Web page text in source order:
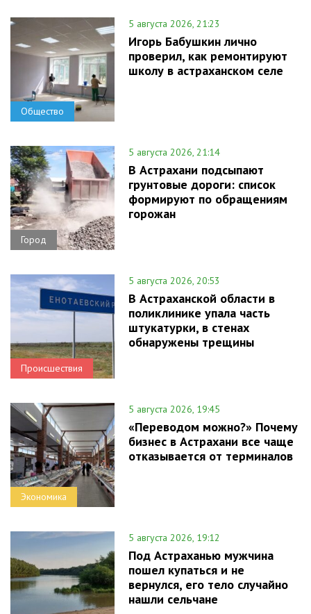
Общество
5 августа 2026, 21:23
Игорь Бабушкин лично
проверил, как ремонтируют
школу в астраханском селе
Город
5 августа 2026, 21:14
В Астрахани подсыпают
грунтовые дороги: список
формируют по обращениям
горожан
Происшествия
5 августа 2026, 20:53
В Астраханской области в
поликлинике упала часть
штукатурки, в стенах
обнаружены трещины
Экономика
5 августа 2026, 19:45
«Переводом можно?» Почему
бизнес в Астрахани все чаще
отказывается от терминалов
5 августа 2026, 19:12
Под Астраханью мужчина
пошел купаться и не
вернулся, его тело случайно
нашли сельчане